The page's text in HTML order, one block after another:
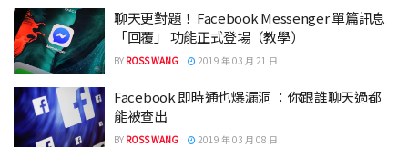
聊天更對題！ Facebook Messenger 單篇訊息
「回覆」 功能正式登場（教學）
BY ROSS WANG 2019 年 03 月 21 日
Facebook 即時通也爆漏洞 ：你跟誰聊天過都
能被查出
BY ROSS WANG 2019 年 03 月 08 日